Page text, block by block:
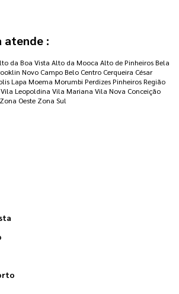
atende :
da Boa Vista Alto da Mooca Alto de Pinheiros Bela
Novo Campo Belo Centro Cerqueira César
Lapa Moema Morumbi Perdizes Pinheiros Região
Vila Leopoldina Vila Mariana Vila Nova Conceição
Zona Oeste Zona Sul